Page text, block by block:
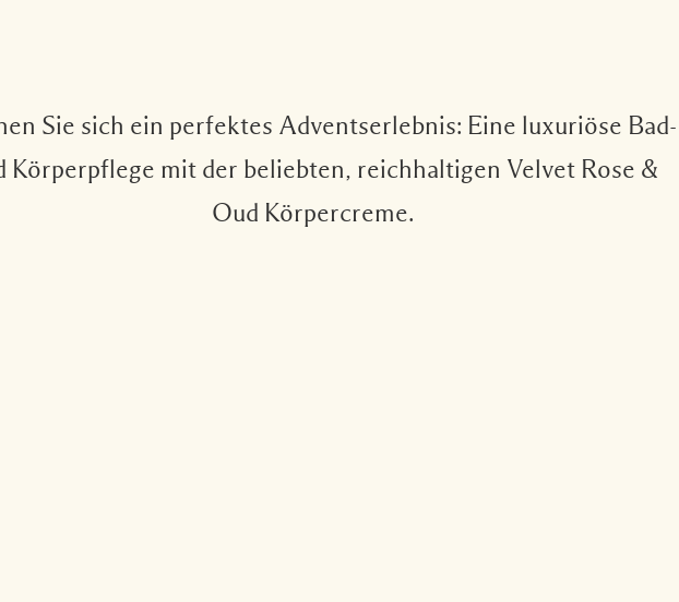
Sie sich ein perfektes Adventserlebnis: Eine luxuriöse Bad-
Körperpflege mit der beliebten, reichhaltigen Velvet Rose &
Oud Körpercreme.